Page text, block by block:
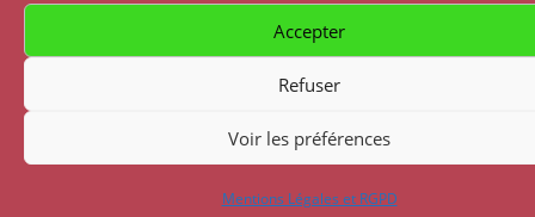
Accepter
Refuser
Voir les préférences
Mentions Légales et RGPD